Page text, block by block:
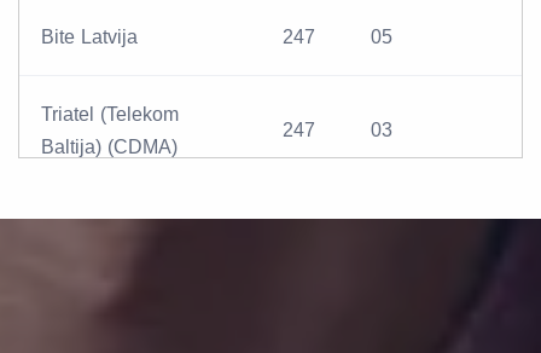
Bite Latvija 247 05
Triatel (Telekom
Baltija) (CDMA)
247 03